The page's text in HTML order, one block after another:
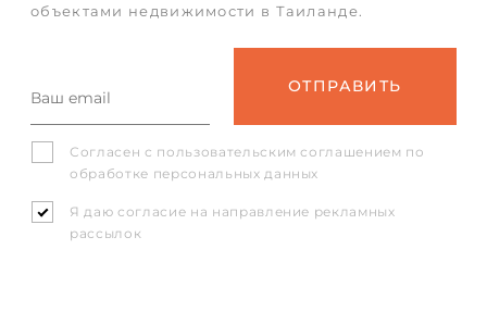
объектами недвижимости в Таиланде.
Согласен с пользовательским соглашением по
обработке персональных данных
Я даю согласие на направление рекламных
рассылок